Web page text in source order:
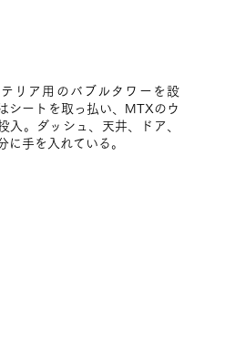
リア用のバブルタワーを設
シートを取っ払い、MTXのウ
入。ダッシュ、天井、ドア、
に手を入れている。